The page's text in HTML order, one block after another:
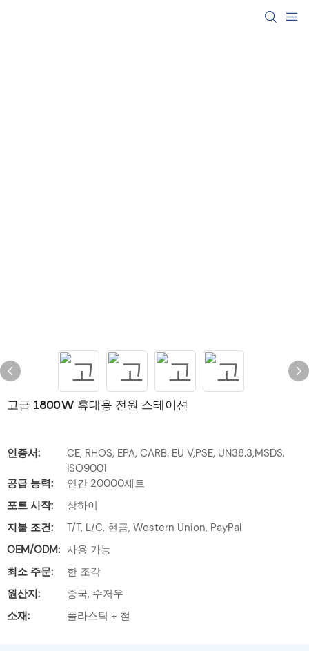
고급 1800W 휴대용 전원 스테이션
인증서:
CE, RHOS, EPA, CARB. EU V,PSE, UN38.3,MSDS,
ISO9001
공급 능력:
연간 20000세트
포트 시작:
상하이
지불 조건:
T/T, L/C, 현금, Western Union, PayPal
OEM/ODM: 사용 가능
최소 주문:
한 조각
원산지:
중국, 수저우
소재:
플라스틱 + 철